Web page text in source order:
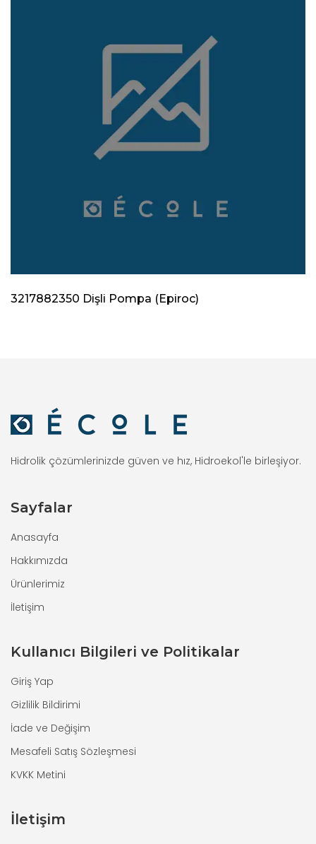
3217882350 Dişli Pompa (Epiroc)
Hidrolik çözümlerinizde güven ve hız, Hidroekol'le birleşiyor.
Sayfalar
Anasayfa
Hakkımızda
Ürünlerimiz
İletişim
Kullanıcı Bilgileri ve Politikalar
Giriş Yap
Gizlilik Bildirimi
İade ve Değişim
Mesafeli Satış Sözleşmesi
KVKK Metini
İletişim